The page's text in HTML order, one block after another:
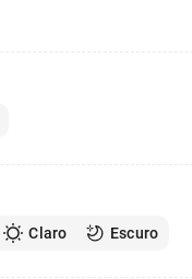
Claro Escuro